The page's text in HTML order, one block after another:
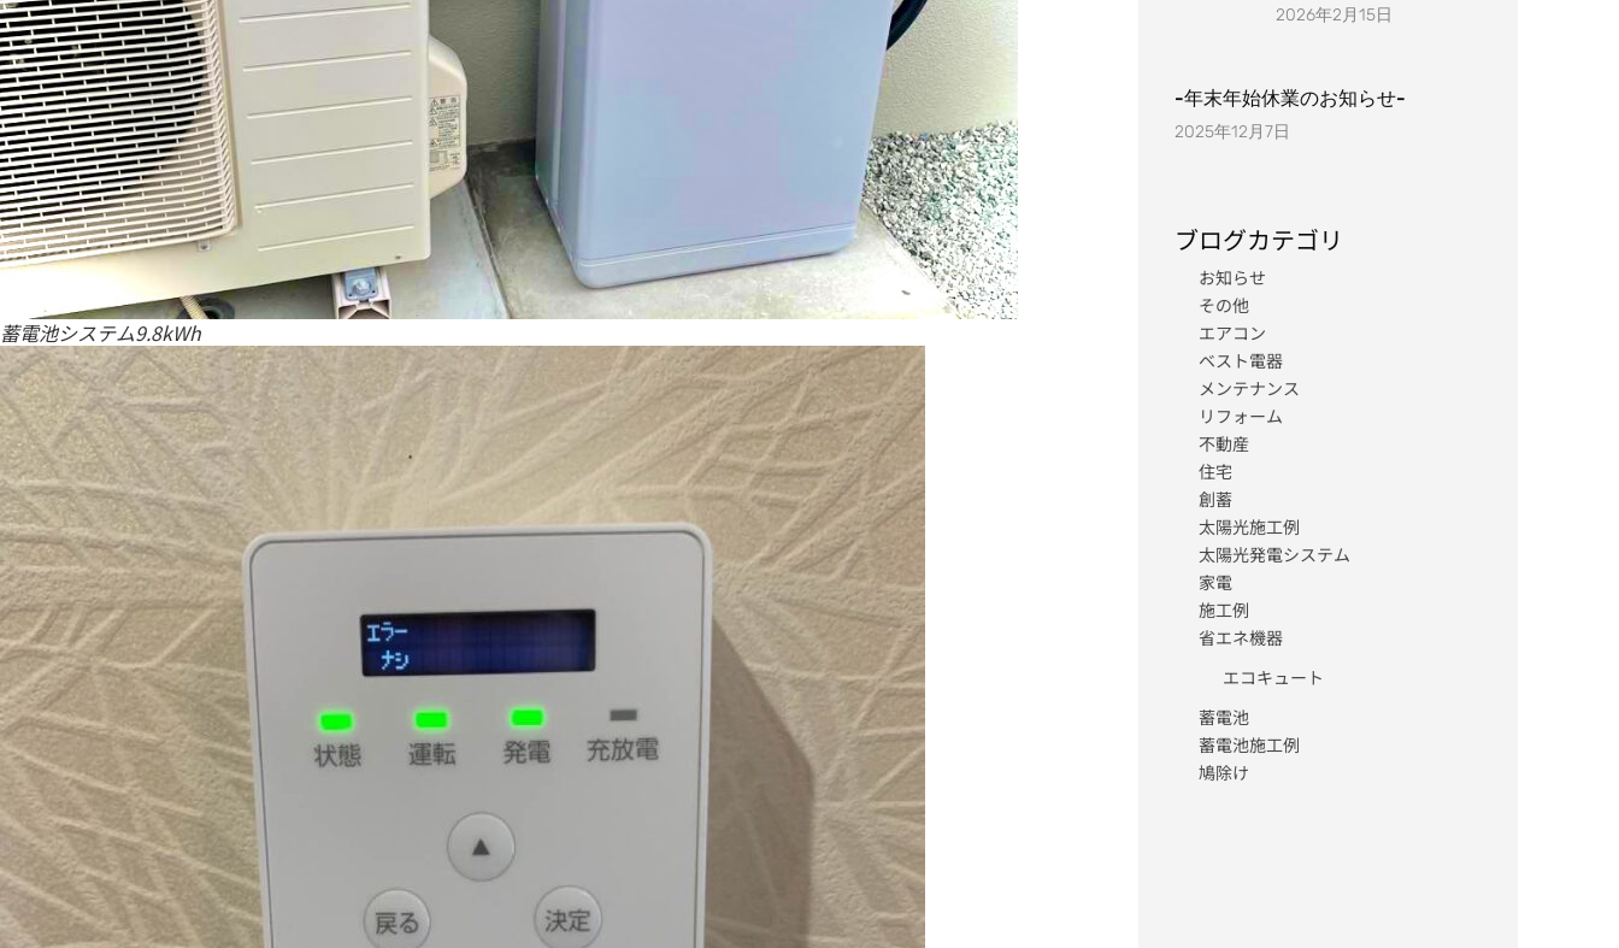
蓄電池システム9.8kWh
2026年2月15日
-年末年始休業のお知らせ-
2025年12月7日
ブログカテゴリ
お知らせ
その他
エアコン
ベスト電器
メンテナンス
リフォーム
不動産
住宅
創蓄
太陽光施工例
太陽光発電システム
家電
施工例
省エネ機器
エコキュート
蓄電池
蓄電池施工例
鳩除け